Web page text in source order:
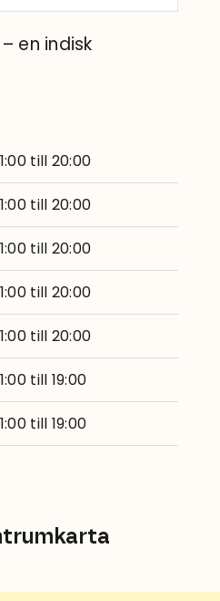
en indisk
till 20:00
till 20:00
till 20:00
till 20:00
till 20:00
till 19:00
till 19:00